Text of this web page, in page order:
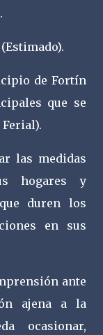
de Fortín
que se
las medidas
hogares y
duren los
en sus
ante
ajena a la
ocasionar,